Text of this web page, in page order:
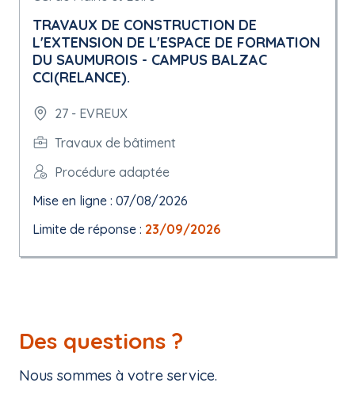
TRAVAUX DE CONSTRUCTION DE
L'EXTENSION DE L'ESPACE DE FORMATION
DU SAUMUROIS - CAMPUS BALZAC
CCI(RELANCE).
27 - EVREUX
Travaux de bâtiment
Procédure adaptée
Mise en ligne : 07/08/2026
Limite de réponse : 23/09/2026
Des questions ?
Nous sommes à votre service.